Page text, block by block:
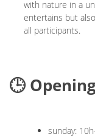
with nature in a
entertains but
all participants.
🕒
sunday: